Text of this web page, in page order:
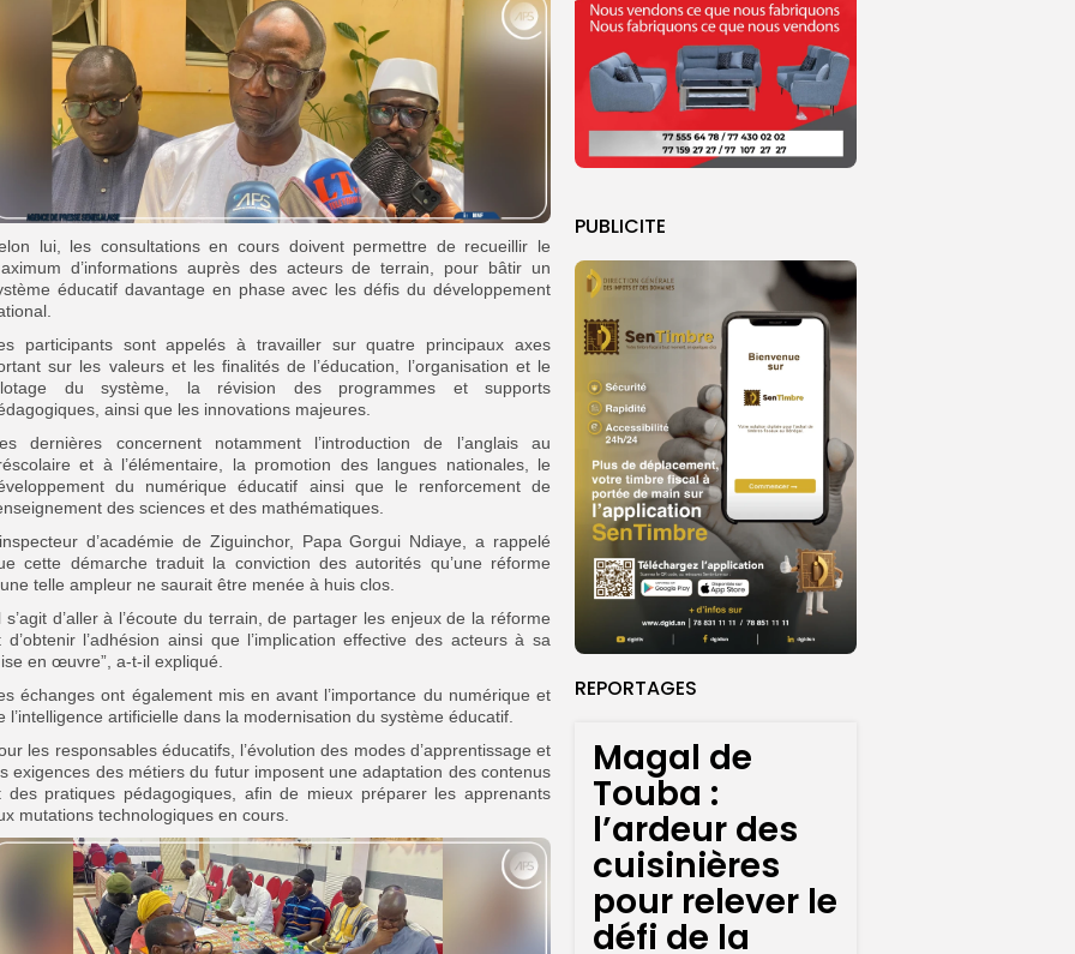
PUBLICITE
REPORTAGES
Magal de
Touba :
l’ardeur des
cuisinières
pour relever le
défi de la
lui, les consultations en cours doivent permettre de recueillir le
d’informations auprès des acteurs de terrain, pour bâtir un
éducatif davantage en phase avec les défis du développement
participants sont appelés à travailler sur quatre principaux axes
sur les valeurs et les finalités de l’éducation, l’organisation et le
du système, la révision des programmes et supports
ainsi que les innovations majeures.
dernières concernent notamment l’introduction de l’anglais au
et à l’élémentaire, la promotion des langues nationales, le
du numérique éducatif ainsi que le renforcement de
des sciences et des mathématiques.
d’académie de Ziguinchor, Papa Gorgui Ndiaye, a rappelé
cette démarche traduit la conviction des autorités qu’une réforme
telle ampleur ne saurait être menée à huis clos.
s’agit d’aller à l’écoute du terrain, de partager les enjeux de la réforme
d’obtenir l’adhésion ainsi que l’implication effective des acteurs à sa
en œuvre”, a-t-il expliqué.
échanges ont également mis en avant l’importance du numérique et
l’intelligence artificielle dans la modernisation du système éducatif.
les responsables éducatifs, l’évolution des modes d’apprentissage et
exigences des métiers du futur imposent une adaptation des contenus
des pratiques pédagogiques, afin de mieux préparer les apprenants
mutations technologiques en cours.